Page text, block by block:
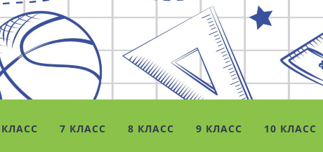
7 КЛАСС 8 КЛАСС 9 КЛАСС 10 КЛАСС